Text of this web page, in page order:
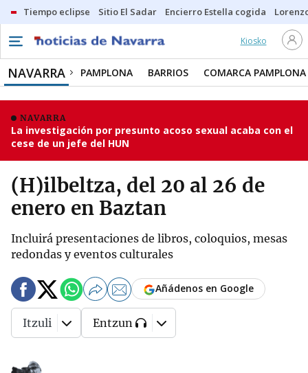
Tiempo eclipse Sitio El Sadar Encierro Estella cogida
Kiosko
NAVARRA PAMPLONA BARRIOS COMARCA PAMPLONA
NAVARRA
La investigación por presunto acoso sexual acaba con el
cese de un jefe del HUN
(H)ilbeltza, del 20 al 26 de
enero en Baztan
Incluirá presentaciones de libros, coloquios, mesas
redondas y eventos culturales
Añádenos en Google
Itzuli Entzun